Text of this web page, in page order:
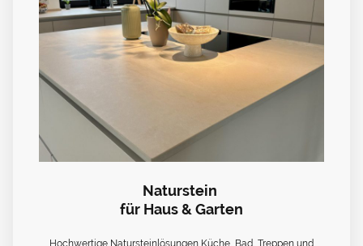
Naturstein
für Haus & Garten
Hochwertige Natursteinlösungen Küche, Bad, Treppen und